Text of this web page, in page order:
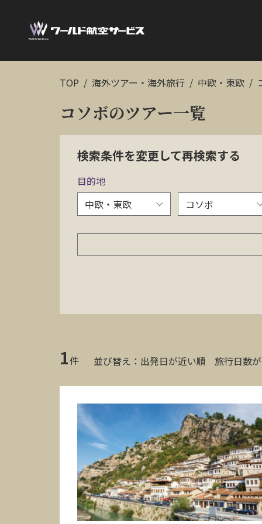
TOP 海外ツアー・海外旅行 中欧・東欧
コソボのツアー一覧
検索条件を変更して再検索する
目的地
1件 並び替え： 出発日が近い順 旅行日数